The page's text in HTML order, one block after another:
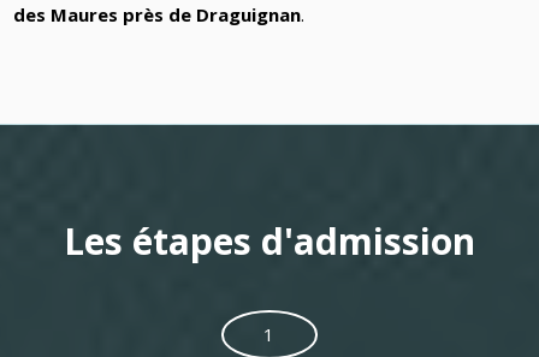
des Maures près de Draguignan.
Les étapes d'admission
1